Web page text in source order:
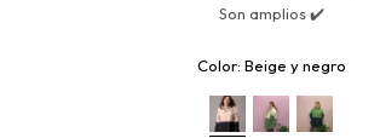
Son amplios ✔️
Beige y negro